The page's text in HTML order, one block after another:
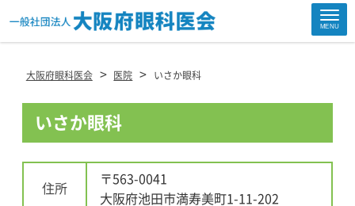
MENU
大阪府眼科医会 > 医院 > いさか眼科
いさか眼科
住所
〒563-0041
大阪府池田市満寿美町1-11-202
Site
Footer